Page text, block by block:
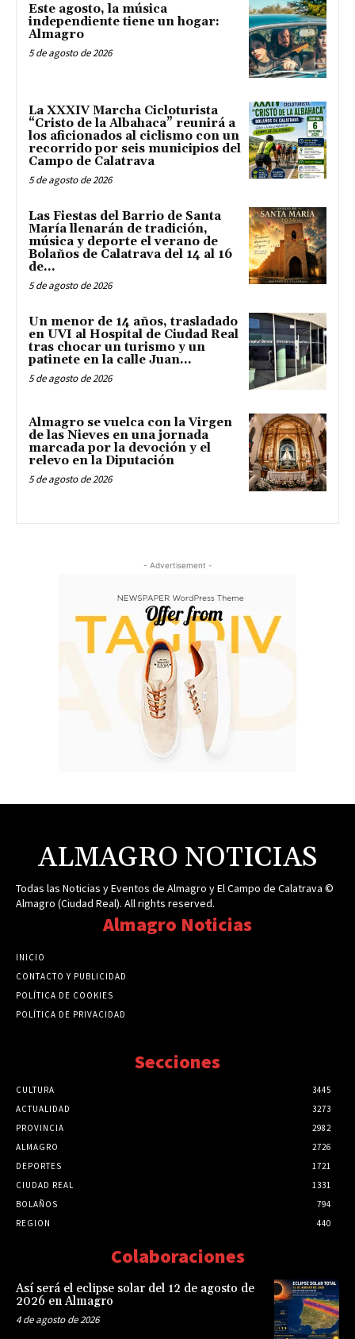
Este agosto, la música
independiente tiene un hogar:
Almagro
5 de agosto de 2026
La XXXIV Marcha Cicloturista
“Cristo de la Albahaca” reunirá a
los aficionados al ciclismo con un
recorrido por seis municipios del
Campo de Calatrava
5 de agosto de 2026
Las Fiestas del Barrio de Santa
María llenarán de tradición,
música y deporte el verano de
Bolaños de Calatrava del 14 al 16
de...
5 de agosto de 2026
Un menor de 14 años, trasladado
en UVI al Hospital de Ciudad Real
tras chocar un turismo y un
patinete en la calle Juan...
5 de agosto de 2026
Almagro se vuelca con la Virgen
de las Nieves en una jornada
marcada por la devoción y el
relevo en la Diputación
5 de agosto de 2026
- Advertisement -
ALMAGRO NOTICIAS
Todas las Noticias y Eventos de Almagro y El Campo de Calatrava ©
Almagro (Ciudad Real). All rights reserved.
Almagro Noticias
INICIO
CONTACTO Y PUBLICIDAD
POLÍTICA DE COOKIES
POLÍTICA DE PRIVACIDAD
Secciones
CULTURA
3445
ACTUALIDAD
3273
PROVINCIA
2982
ALMAGRO
2726
DEPORTES
1721
CIUDAD REAL
1331
BOLAÑOS
794
REGION
440
Colaboraciones
Así será el eclipse solar del 12 de agosto de
2026 en Almagro
4 de agosto de 2026